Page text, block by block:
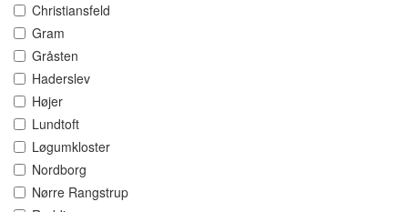
Christiansfeld
Gram
Gråsten
Haderslev
Højer
Lundtoft
Løgumkloster
Nordborg
Nørre Rangstrup